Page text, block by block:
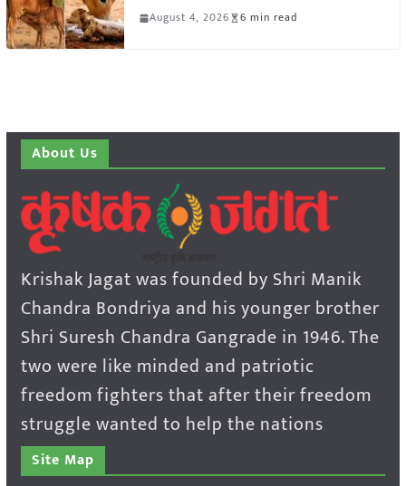
August 4, 2026 6 min read
About Us
Krishak Jagat was founded by Shri Manik
Chandra Bondriya and his younger brother
Shri Suresh Chandra Gangrade in 1946. The
two were like minded and patriotic
freedom fighters that after their freedom
struggle wanted to help the nations
Site Map